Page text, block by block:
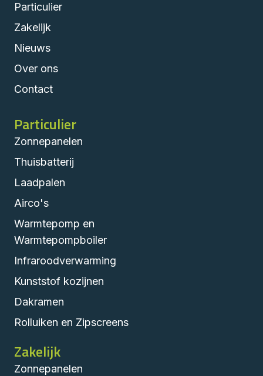
Particulier
Zakelijk
Nieuws
Over ons
Contact
Particulier
Zonnepanelen
Thuisbatterij
Laadpalen
Airco's
Warmtepomp en
Warmtepompboiler
Infraroodverwarming
Kunststof kozijnen
Dakramen
Rolluiken en Zipscreens
Zakelijk
Zonnepanelen